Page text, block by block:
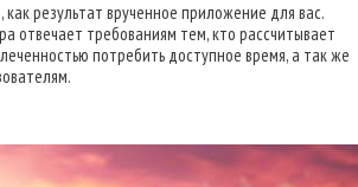
результат врученное приложение для вас.
отвечает требованиям тем, кто рассчитывает
потребить доступное время, а так же